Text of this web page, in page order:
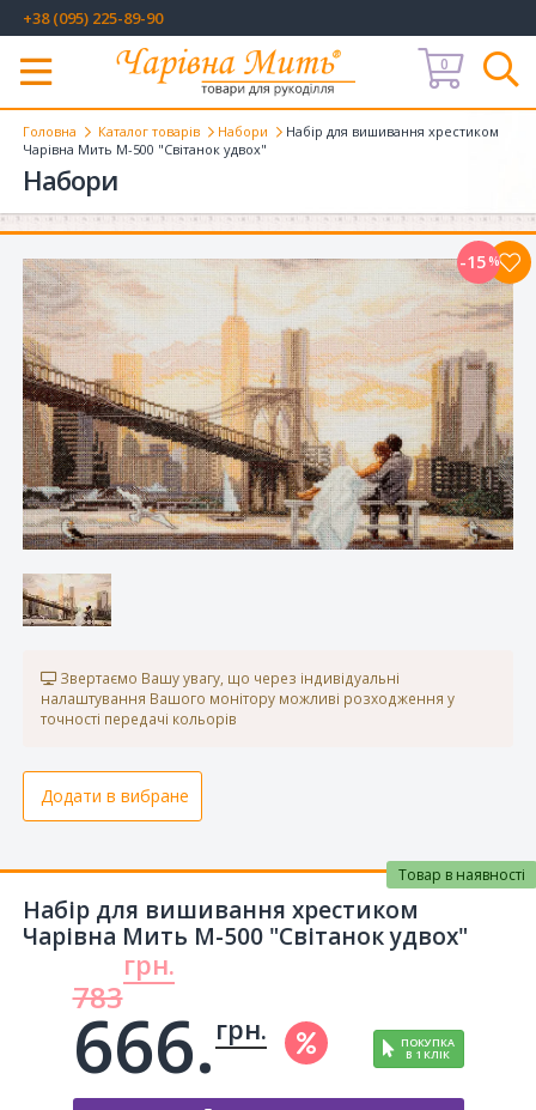
+38 (095) 225-89-90
Меню
0
Головна Каталог товарів Набори
Набір для вишивання хрестиком
Чарівна Мить М-500 "Світанок удвох"
Набори
Звертаємо Вашу увагу, що через індивідуальні
налаштування Вашого монітору можливі розходження у
точності передачі кольорів
Додати в вибране
-15%
Набір для вишивання хрестиком
Чарівна Мить М-500 "Світанок удвох"
Товар в наявності
783
грн.
666. грн. ПОКУПКА
В 1 КЛІК